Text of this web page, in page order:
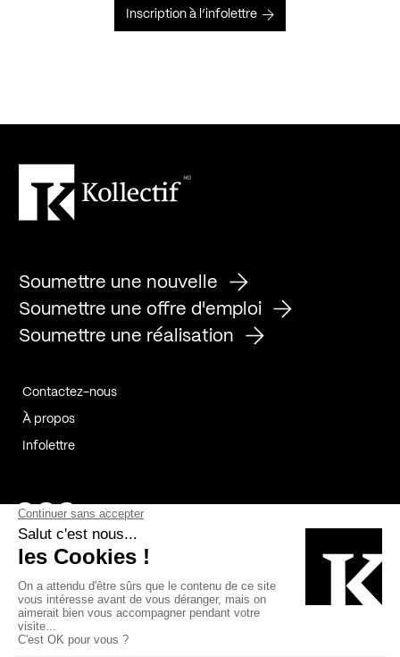
Inscription à l’infolettre
Soumettre une nouvelle
Soumettre une offre d'emploi
Soumettre une réalisation
Contactez-nous
À propos
Infolettre
Page Facebook de Kollectif
Page Instagram de Kollectif
Page Linkedin de Kollectif
Bâtiment-Durable-Québec-1
Esquisses-1IRAC-1